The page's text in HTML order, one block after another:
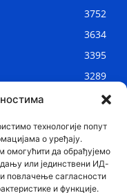
технологије попут
о уређају.
омогућити да обрађујемо
или јединствени ИД-
повлачење сагласности
и функције.
3752
3634
3395
3289
2914